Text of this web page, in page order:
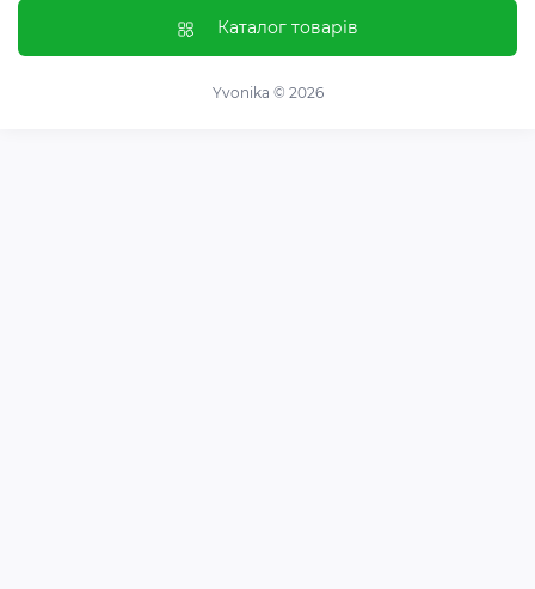
Імунна система
Гормональний баланс і обмін речовин
Оплата і доставка
Обмін та повернення
Каталог товарів
Yvonika © 2026